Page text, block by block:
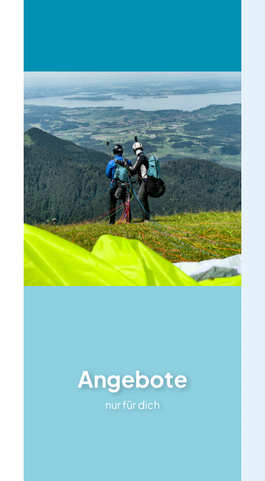
Angebote
nur für dich